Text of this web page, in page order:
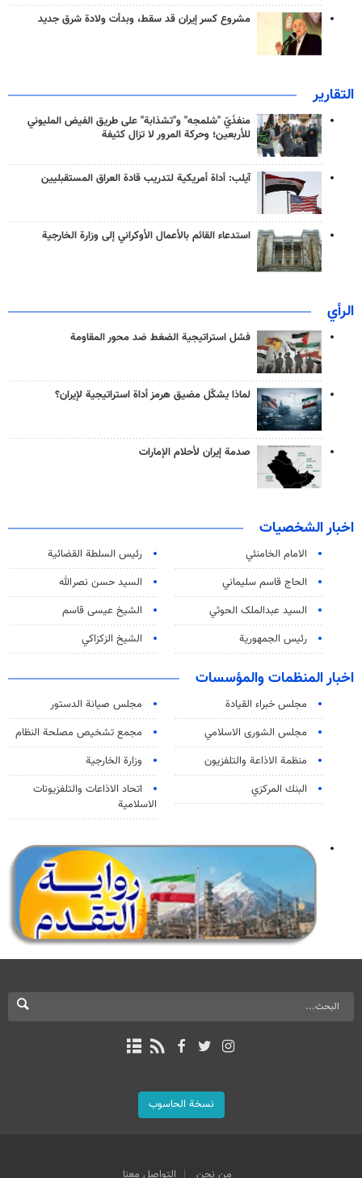
مشروع كسر إيران قد سقط، وبدأت ولادة شرق جديد
التقارير
منفذَيّ "شلمجه" و"تشذابة" على طريق الفيض المليوني
للأربعين؛ وحركة المرور لا تزال كثيفة
آيلب: أداة أمريكية لتدريب قادة العراق المستقبليين
استدعاء القائم بالأعمال الأوكراني إلى وزارة الخارجية
الرأي
فشل استراتيجية الضغط ضد محور المقاومة
لماذا يشكّل مضيق هرمز أداة استراتيجية لإيران؟
صدمة إيران لأحلام الإمارات
اخبار الشخصيات
الامام الخامنئي
رئیس السلطة القضائیة
الحاج قاسم سليماني
السيد حسن نصرالله
السید عبدالملک الحوثي
الشيخ عيسى قاسم
رئيس الجمهورية
الشيخ الزكزاكي
اخبار المنظمات والمؤسسات
مجلس خبراء القيادة
مجلس صيانة الدستور
مجلس الشورى الاسلامي
مجمع تشخيص مصلحة النظام
منظمة الاذاعة والتلفزیون
وزارة الخارجية
البنك المركزي
اتحاد الاذاعات والتلفزيونات
الاسلامية
نسخة الحاسوب
من نحن التواصل معنا